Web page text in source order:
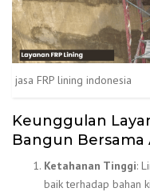
jasa FRP lining indonesia
Keunggulan
Bangun Bersama
Ketahanan Tinggi:
baik terhadap bahan